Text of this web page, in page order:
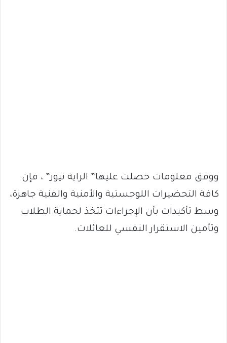
ووفق معلومات حصلت عليها” الراية نيوز” ، فإن
كافة التحضيرات اللوجستية والأمنية والفنية جاهزة،
وسط تأكيدات بأن الإجراءات تتخذ لحماية الطلاب
وتأمين الاستقرار النفسي للعائلات.